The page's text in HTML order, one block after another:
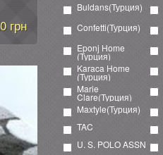
грн
Buldans(Турция)
Confetti(Турция)
Eponj Home
(Турция)
Karaca Home
(Турция)
Marie
Clare(Турция)
Maxtyle(Турция)
TAC
U. S. POLO ASSN